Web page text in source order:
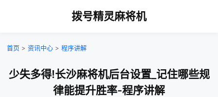
拨号精灵麻将机
首页 > 资讯中心 > 程序讲解
少失多得!长沙麻将机后台设置_记住哪些规
律能提升胜率-程序讲解